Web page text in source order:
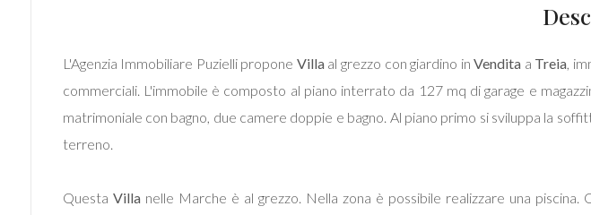
L'Agenzia Immobiliare Puzielli propone Villaal grezzo con giardino inVendita a Treia,
commerciali. L'immobile è composto al piano interrato da 127 mq di garage e
matrimoniale con bagno, due camere doppie e bagno. Al piano primo si sviluppa la
terreno.
Questa Villanelle Marche è al grezzo. Nella zona è possibile realizzare una
Totale